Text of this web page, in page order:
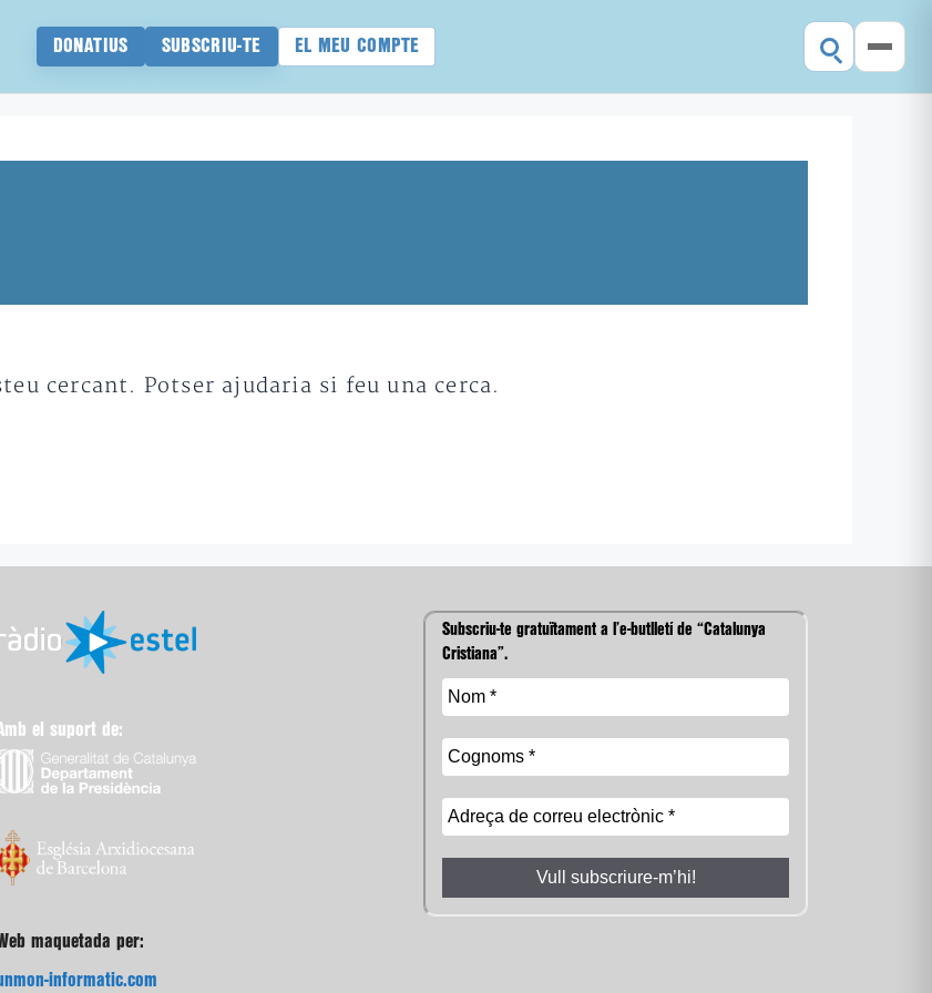
DONATIUS SUBSCRIU-TE EL MEU COMPTE
cercant. Potser ajudaria si feu una cerca.
el suport de:
maquetada per:
informatic.com
Subscriu-te gratuïtament a l’e-butlletí de “Catalunya
Cristiana”.